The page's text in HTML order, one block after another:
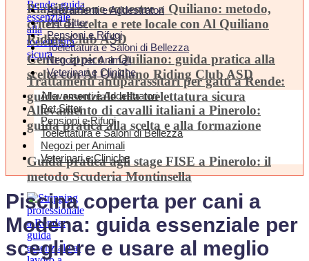
Trattamenti antiparassitari per gatti a Rende:
guida essenziale alla toelettatura sicura
Riabilitazione equestre a Quiliano: metodo,
criteri di scelta e rete locale con Al Quiliano
Riding Club ASD
Centro ippico a Quiliano: guida pratica alla
scelta con Al Quiliano Riding Club ASD
Allevamento di cavalli italiani a Pinerolo:
guida pratica alla scelta e alla formazione
Guida pratica agli stage FISE a Pinerolo: il
metodo Scuderia Montinsella
Allevamenti e Addestratori
Pet Sitter
Pensioni e Rifugi
Toelettatura e Saloni di Bellezza
Negozi per Animali
Veterinari e Cliniche
Allevamenti e Addestratori
Pet Sitter
Pensioni e Rifugi
Toelettatura e Saloni di Bellezza
Negozi per Animali
Veterinari e Cliniche
Piscina coperta per cani a
Modena: guida essenziale per
scegliere e usare al meglio